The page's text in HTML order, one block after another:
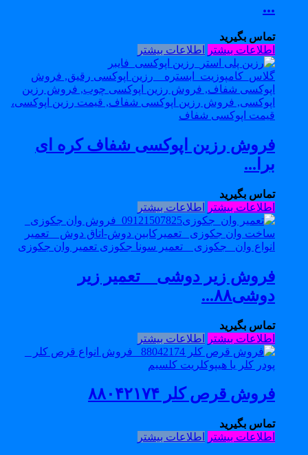
...
تماس بگیرید
اطلاعات بیشتر اطلاعات بیشتر
فروش رزین اپوکسی شفاف کره ای
برا...
تماس بگیرید
اطلاعات بیشتر اطلاعات بیشتر
فروش زیر دوشی _ تعمیر زیر
دوشی۸۸...
تماس بگیرید
اطلاعات بیشتر اطلاعات بیشتر
فروش قرص کلر ۸۸۰۴۲۱۷۴
تماس بگیرید
اطلاعات بیشتر اطلاعات بیشتر